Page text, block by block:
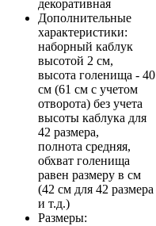
декоративная
Дополнительные
характеристики:
наборный каблук
высотой 2 см,
высота голенища - 40
см (61 см с учетом
отворота) без учета
высоты каблука для
42 размера,
полнота средняя,
обхват голенища
равен размеру в см
(42 см для 42 размера
и т.д.)
Размеры: